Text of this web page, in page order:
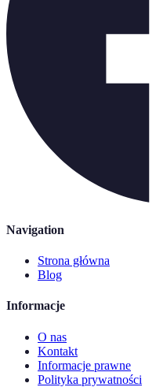
Navigation
Strona główna
Blog
Informacje
O nas
Kontakt
Informacje prawne
Polityka prywatności